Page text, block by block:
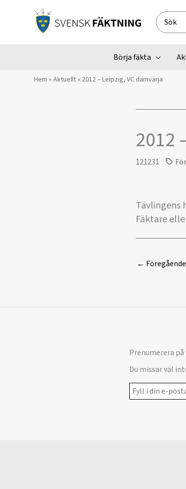
Search
for:
Börja fäkta
Hem » Aktuellt» 2012 – Leipzig, VC damvärja
2012
121231
Tävlingens
Fäktare
←
Prenumerera
Du missar väl